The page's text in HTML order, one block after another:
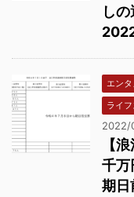
し
エンタ
ライ
2022/
【
千万
期日